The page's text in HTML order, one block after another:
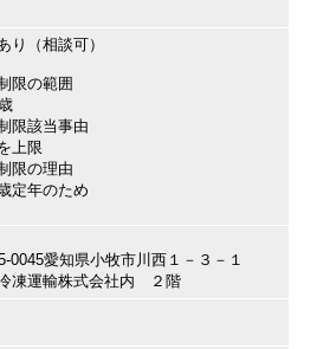
り（相談可）
限の範囲
限該当事由
上限
限の理由
定年のため
0045愛知県小牧市川西１－３－１
凍運輸株式会社内 ２階